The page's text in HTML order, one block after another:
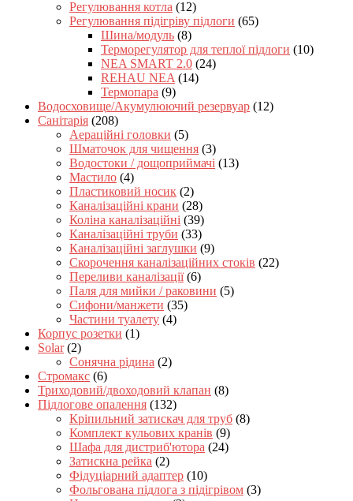
Регулювання котла (12)
Регулювання підігріву підлоги (65)
Шина/модуль (8)
Терморегулятор для теплої підлоги (10)
NEA SMART 2.0 (24)
REHAU NEA (14)
Термопара (9)
Водосховище/Акумулюючий резервуар (12)
Санітарія (208)
Аераційні головки (5)
Шматочок для чищення (3)
Водостоки / дощоприймачі (13)
Мастило (4)
Пластиковий носик (2)
Каналізаційні крани (28)
Коліна каналізаційні (39)
Каналізаційні труби (33)
Каналізаційні заглушки (9)
Скорочення каналізаційних стоків (22)
Переливи каналізації (6)
Паля для мийки / раковини (5)
Сифони/манжети (35)
Частини туалету (4)
Корпус розетки (1)
Solar (2)
Сонячна рідина (2)
Стромакс (6)
Триходовий/двоходовий клапан (8)
Підлогове опалення (132)
Кріпильний затискач для труб (8)
Комплект кульових кранів (9)
Шафа для дистриб'ютора (24)
Затискна рейка (2)
Фідуціарний адаптер (10)
Фольгована підлога з підігрівом (3)